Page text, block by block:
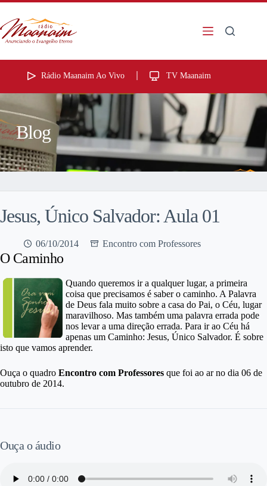
Rádio Maanaim Ao Vivo TV Maanaim
Blog
Jesus, Único Salvador: Aula 01
06/10/2014 Encontro com Professores
O Caminho
Quando queremos ir a qualquer lugar, a primeira
coisa que precisamos é saber o caminho. A Palavra
de Deus fala muito sobre a casa do Pai, o Céu, lugar
maravilhoso. Mas também uma palavra errada pode
nos levar a uma direção errada. Para ir ao Céu há
apenas um Caminho: Jesus, Único Salvador. É sobre
isto que vamos aprender.
Ouça o quadro Encontro com Professores que foi ao ar no dia 06 de
outubro de 2014.
Ouça o áudio